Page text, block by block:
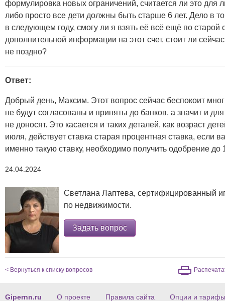
формулировка новых ограничений, считается ли это для
либо просто все дети должны быть старше 6 лет. Дело в
в следующем году, смогу ли я взять её всё ещё по старой
дополнительной информации на этот счет, стоит ли
не поздно?
Ответ:
Добрый день, Максим. Этот вопрос сейчас беспокоит
не будут согласованы и приняты до банков, а значит и
не доносят. Это касается и таких деталей, как возраст
июля, действует ставка старая процентная ставка, если
именно такую ставку, необходимо получить одобрение до
24.04.2024
Светлана Лаптева, сертифицированный
по недвижимости.
Задать вопрос
< Вернуться к списку вопросов
Gipernn.ru О проекте Правила сайта Опции и тарифы